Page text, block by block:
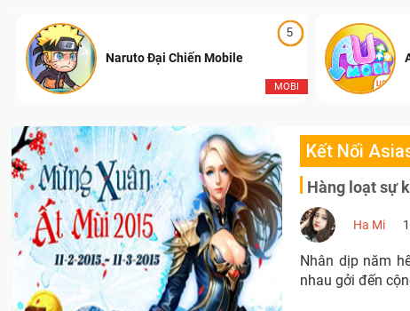
5
MOBI
Naruto Đại Chiến Mobile
Kết Nối
Hàng loạt sự
Ha Mi
Nhân dịp năm
nhau gởi đến